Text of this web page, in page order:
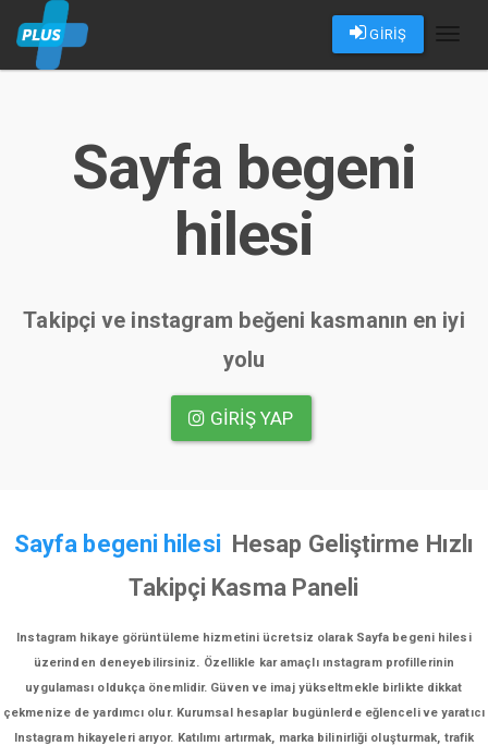
GİRİŞ
Sayfa begeni
hilesi
Takipçi ve instagram beğeni kasmanın en iyi
yolu
GIRIŞ YAP
Sayfa begeni hilesi Hesap Geliştirme Hızlı
Takipçi Kasma Paneli
Instagram hikaye görüntüleme hizmetini ücretsiz olarak Sayfa begeni hilesi
üzerinden deneyebilirsiniz. Özellikle kar amaçlı ınstagram profillerinin
uygulaması oldukça önemlidir. Güven ve imaj yükseltmekle birlikte dikkat
çekmenize de yardımcı olur. Kurumsal hesaplar bugünlerde eğlenceli ve yaratıcı
Instagram hikayeleri arıyor. Katılımı artırmak, marka bilinirliği oluşturmak, trafik